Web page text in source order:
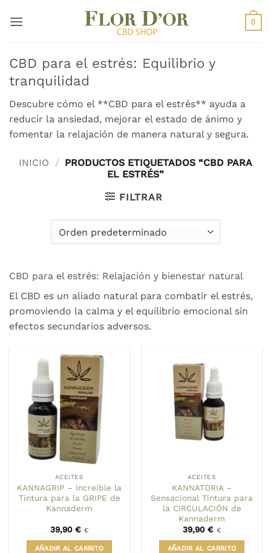
0
CBD para el estrés: Equilibrio y
tranquilidad
Descubre cómo el **CBD para el estrés** ayuda a
reducir la ansiedad, mejorar el estado de ánimo y
fomentar la relajación de manera natural y segura.
INICIO / PRODUCTOS ETIQUETADOS “CBD PARA
EL ESTRÉS”
FILTRAR
CBD para el estrés: Relajación y bienestar natural
El CBD es un aliado natural para combatir el estrés,
promoviendo la calma y el equilibrio emocional sin
efectos secundarios adversos.
ACEITES
KANNAGRIP – Increíble la
Tintura para la GRIPE de
Kannaderm
39,90 € €
AÑADIR AL CARRITO
ACEITES
KANNATORIA –
Sensacional Tintura para
la CIRCULACIÓN de
Kannaderm
39,90 € €
AÑADIR AL CARRITO